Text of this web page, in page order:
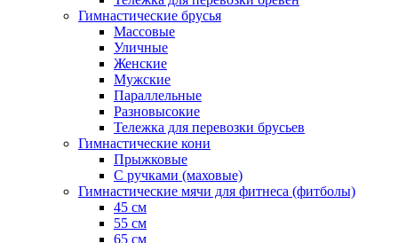
Гимнастические брусья
Массовые
Уличные
Женские
Мужские
Параллельные
Разновысокие
Тележка для перевозки брусьев
Гимнастические кони
Прыжковые
С ручками (маховые)
Гимнастические мячи для фитнеса (фитболы)
45 см
55 см
65 см